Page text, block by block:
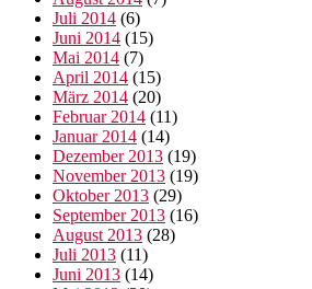
Juli 2014 (6)
Juni 2014 (15)
Mai 2014 (7)
April 2014 (15)
März 2014 (20)
Februar 2014 (11)
Januar 2014 (14)
Dezember 2013 (19)
November 2013 (19)
Oktober 2013 (29)
September 2013 (16)
August 2013 (28)
Juli 2013 (11)
Juni 2013 (14)